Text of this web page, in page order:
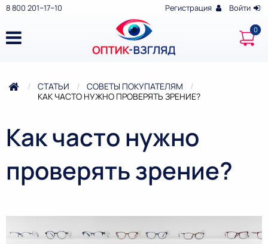
8 800 201‒17‒10 Регистрация Войти
СТАТЬИ
СОВЕТЫ ПОКУПАТЕЛЯМ
ТЕКУЩАЯ:
КАК ЧАСТО НУЖНО ПРОВЕРЯТЬ ЗРЕНИЕ?
Как часто нужно
проверять зрение?